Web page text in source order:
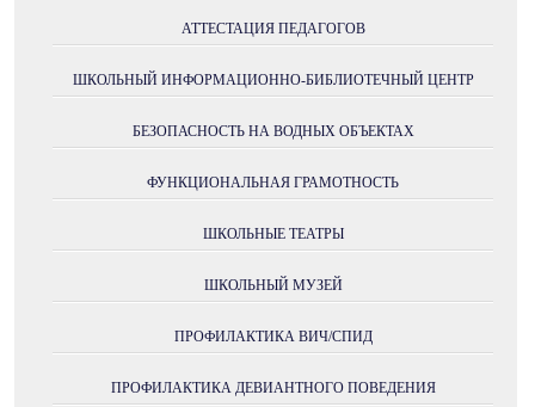
АТТЕСТАЦИЯ ПЕДАГОГОВ
ШКОЛЬНЫЙ ИНФОРМАЦИОННО-БИБЛИОТЕЧНЫЙ ЦЕНТР
БЕЗОПАСНОСТЬ НА ВОДНЫХ ОБЪЕКТАХ
ФУНКЦИОНАЛЬНАЯ ГРАМОТНОСТЬ
ШКОЛЬНЫЕ ТЕАТРЫ
ШКОЛЬНЫЙ МУЗЕЙ
ПРОФИЛАКТИКА ВИЧ/СПИД
ПРОФИЛАКТИКА ДЕВИАНТНОГО ПОВЕДЕНИЯ